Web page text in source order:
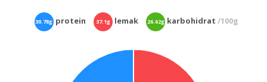
30.78gprotein 37.1g lemak 26.62g karbohidrat/100g